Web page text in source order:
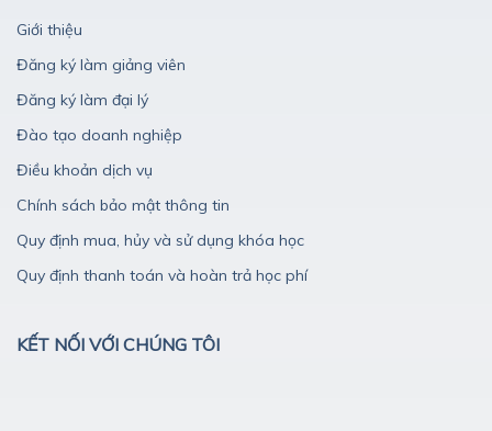
Giới thiệu
Đăng ký làm giảng viên
Đăng ký làm đại lý
Đào tạo doanh nghiệp
Điều khoản dịch vụ
Chính sách bảo mật thông tin
Quy định mua, hủy và sử dụng khóa học
Quy định thanh toán và hoàn trả học phí
KẾT NỐI VỚI CHÚNG TÔI